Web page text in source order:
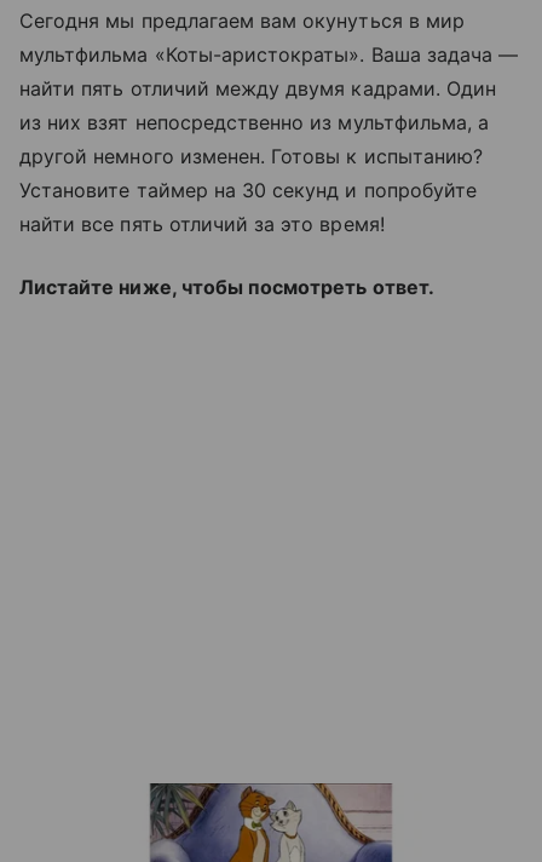
Сегодня мы предлагаем вам окунуться в мир
мультфильма «Коты-аристократы». Ваша задача —
найти пять отличий между двумя кадрами. Один
из них взят непосредственно из мультфильма, а
другой немного изменен. Готовы к испытанию?
Установите таймер на 30 секунд и попробуйте
найти все пять отличий за это время!
Листайте ниже, чтобы посмотреть ответ.